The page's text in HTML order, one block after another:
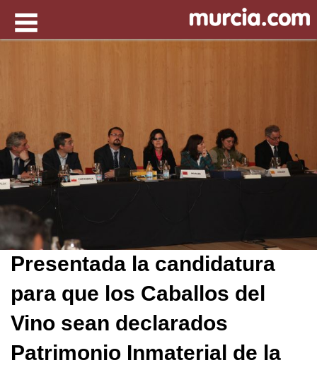
Presentada la candidatura
para que los Caballos del
Vino sean declarados
Patrimonio Inmaterial de la